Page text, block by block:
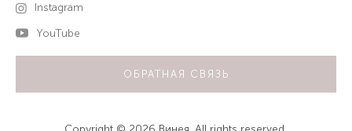
Instagram
YouTube
ОБРАТНАЯ СВЯЗЬ